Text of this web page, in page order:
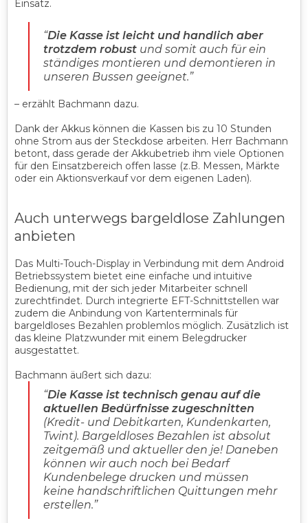
Einsatz.
“Die Kasse ist leicht und handlich aber
trotzdem robust und somit auch für ein
ständiges montieren und demontieren in
unseren Bussen geeignet.”
– erzählt Bachmann dazu.
Dank der Akkus können die Kassen bis zu 10 Stunden
ohne Strom aus der Steckdose arbeiten. Herr Bachmann
betont, dass gerade der Akkubetrieb ihm viele Optionen
für den Einsatzbereich offen lasse (z.B. Messen, Märkte
oder ein Aktionsverkauf vor dem eigenen Laden).
Auch unterwegs bargeldlose Zahlungen
anbieten
Das Multi-Touch-Display in Verbindung mit dem Android
Betriebssystem bietet eine einfache und intuitive
Bedienung, mit der sich jeder Mitarbeiter schnell
zurechtfindet. Durch integrierte EFT-Schnittstellen war
zudem die Anbindung von Kartenterminals für
bargeldloses Bezahlen problemlos möglich. Zusätzlich ist
das kleine Platzwunder mit einem Belegdrucker
ausgestattet.
Bachmann äußert sich dazu:
“Die Kasse ist technisch genau auf die
aktuellen Bedürfnisse zugeschnitten
(Kredit- und Debitkarten, Kundenkarten,
Twint). Bargeldloses Bezahlen ist absolut
zeitgemäß und aktueller den je! Daneben
können wir auch noch bei Bedarf
Kundenbelege drucken und müssen
keine handschriftlichen Quittungen mehr
erstellen.”